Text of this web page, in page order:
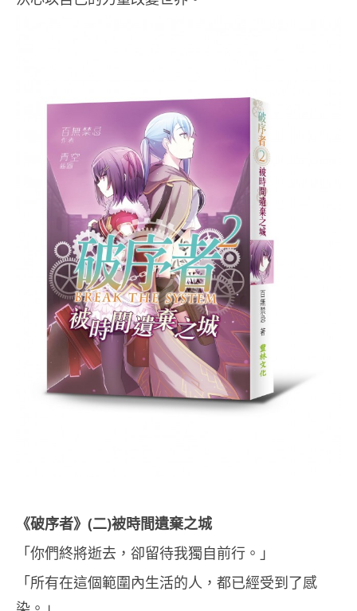
《破序者》 (二)被時間遺棄之城
「你們終將逝去，卻留待我獨自前行。」
「所有在這個範圍內生活的人，都已經受到了感